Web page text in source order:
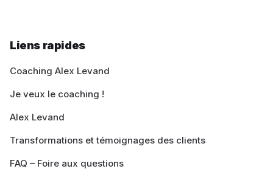
Liens rapides
Coaching Alex Levand
Je veux le coaching !
Alex Levand
Transformations et témoignages des clients
FAQ – Foire aux questions